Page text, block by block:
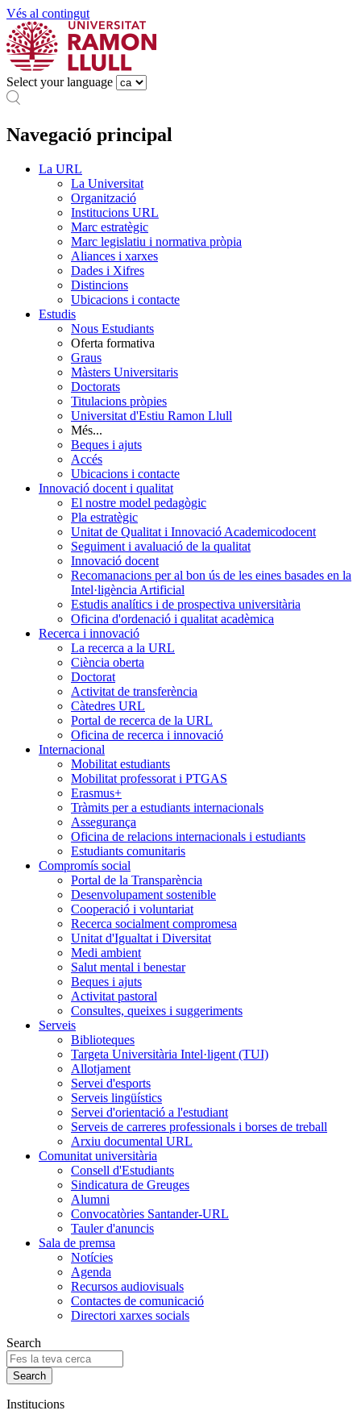
Vés al contingut
Select your language
Navegació principal
La URL
La Universitat
Organització
Institucions URL
Marc estratègic
Marc legislatiu i normativa pròpia
Aliances i xarxes
Dades i Xifres
Distincions
Ubicacions i contacte
Estudis
Nous Estudiants
Oferta formativa
Graus
Màsters Universitaris
Doctorats
Titulacions pròpies
Universitat d'Estiu Ramon Llull
Més...
Beques i ajuts
Accés
Ubicacions i contacte
Innovació docent i qualitat
El nostre model pedagògic
Pla estratègic
Unitat de Qualitat i Innovació Academicodocent
Seguiment i avaluació de la qualitat
Innovació docent
Recomanacions per al bon ús de les eines basades en la
Intel·ligència Artificial
Estudis analítics i de prospectiva universitària
Oficina d'ordenació i qualitat acadèmica
Recerca i innovació
La recerca a la URL
Ciència oberta
Doctorat
Activitat de transferència
Càtedres URL
Portal de recerca de la URL
Oficina de recerca i innovació
Internacional
Mobilitat estudiants
Mobilitat professorat i PTGAS
Erasmus+
Tràmits per a estudiants internacionals
Assegurança
Oficina de relacions internacionals i estudiants
Estudiants comunitaris
Compromís social
Portal de la Transparència
Desenvolupament sostenible
Cooperació i voluntariat
Recerca socialment compromesa
Unitat d'Igualtat i Diversitat
Medi ambient
Salut mental i benestar
Beques i ajuts
Activitat pastoral
Consultes, queixes i suggeriments
Serveis
Biblioteques
Targeta Universitària Intel·ligent (TUI)
Allotjament
Servei d'esports
Serveis lingüístics
Servei d'orientació a l'estudiant
Serveis de carreres professionals i borses de treball
Arxiu documental URL
Comunitat universitària
Consell d'Estudiants
Sindicatura de Greuges
Alumni
Convocatòries Santander-URL
Tauler d'anuncis
Sala de premsa
Notícies
Agenda
Recursos audiovisuals
Contactes de comunicació
Directori xarxes socials
Search
Institucions